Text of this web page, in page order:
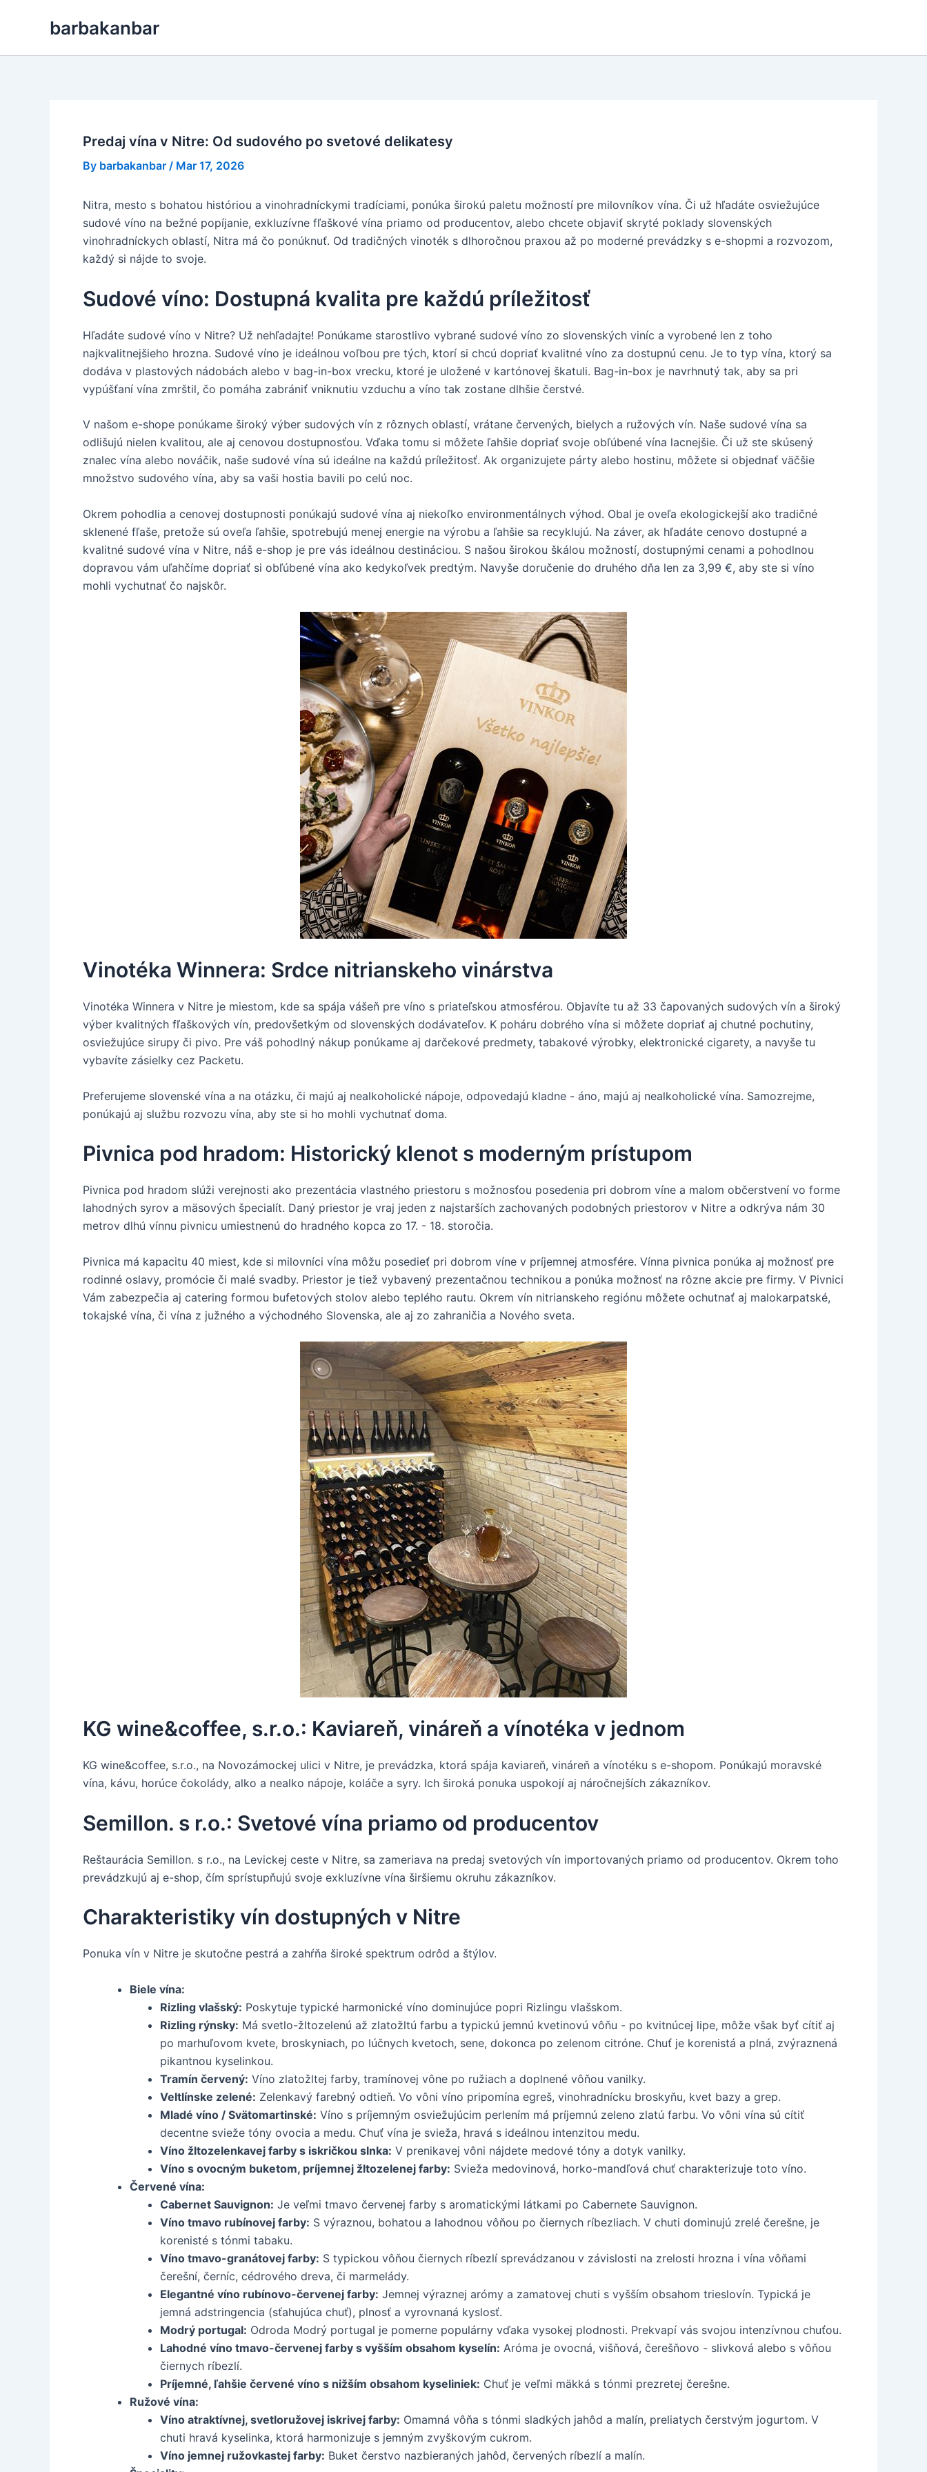
barbakanbar
Predaj vína v Nitre: Od sudového po svetové delikatesy
By barbakanbar / Mar 17, 2026
Nitra, mesto s bohatou históriou a vinohradníckymi tradíciami, ponúka širokú paletu možností pre milovníkov vína. Či už hľadáte osviežujúce
sudové víno na bežné popíjanie, exkluzívne fľaškové vína priamo od producentov, alebo chcete objaviť skryté poklady slovenských
vinohradníckych oblastí, Nitra má čo ponúknuť. Od tradičných vinoték s dlhoročnou praxou až po moderné prevádzky s e-shopmi a rozvozom,
každý si nájde to svoje.
Sudové víno: Dostupná kvalita pre každú príležitosť
Hľadáte sudové víno v Nitre? Už nehľadajte! Ponúkame starostlivo vybrané sudové víno zo slovenských viníc a vyrobené len z toho
najkvalitnejšieho hrozna. Sudové víno je ideálnou voľbou pre tých, ktorí si chcú dopriať kvalitné víno za dostupnú cenu. Je to typ vína, ktorý sa
dodáva v plastových nádobách alebo v bag-in-box vrecku, ktoré je uložené v kartónovej škatuli. Bag-in-box je navrhnutý tak, aby sa pri
vypúšťaní vína zmrštil, čo pomáha zabrániť vniknutiu vzduchu a víno tak zostane dlhšie čerstvé.
V našom e-shope ponúkame široký výber sudových vín z rôznych oblastí, vrátane červených, bielych a ružových vín. Naše sudové vína sa
odlišujú nielen kvalitou, ale aj cenovou dostupnosťou. Vďaka tomu si môžete ľahšie dopriať svoje obľúbené vína lacnejšie. Či už ste skúsený
znalec vína alebo nováčik, naše sudové vína sú ideálne na každú príležitosť. Ak organizujete párty alebo hostinu, môžete si objednať väčšie
množstvo sudového vína, aby sa vaši hostia bavili po celú noc.
Okrem pohodlia a cenovej dostupnosti ponúkajú sudové vína aj niekoľko environmentálnych výhod. Obal je oveľa ekologickejší ako tradičné
sklenené fľaše, pretože sú oveľa ľahšie, spotrebujú menej energie na výrobu a ľahšie sa recyklujú. Na záver, ak hľadáte cenovo dostupné a
kvalitné sudové vína v Nitre, náš e-shop je pre vás ideálnou destináciou. S našou širokou škálou možností, dostupnými cenami a pohodlnou
dopravou vám uľahčíme dopriať si obľúbené vína ako kedykoľvek predtým. Navyše doručenie do druhého dňa len za 3,99 €, aby ste si víno
mohli vychutnať čo najskôr.
Vinotéka Winnera: Srdce nitrianskeho vinárstva
Vinotéka Winnera v Nitre je miestom, kde sa spája vášeň pre víno s priateľskou atmosférou. Objavíte tu až 33 čapovaných sudových vín a široký
výber kvalitných fľaškových vín, predovšetkým od slovenských dodávateľov. K poháru dobrého vína si môžete dopriať aj chutné pochutiny,
osviežujúce sirupy či pivo. Pre váš pohodlný nákup ponúkame aj darčekové predmety, tabakové výrobky, elektronické cigarety, a navyše tu
vybavíte zásielky cez Packetu.
Preferujeme slovenské vína a na otázku, či majú aj nealkoholické nápoje, odpovedajú kladne - áno, majú aj nealkoholické vína. Samozrejme,
ponúkajú aj službu rozvozu vína, aby ste si ho mohli vychutnať doma.
Pivnica pod hradom: Historický klenot s moderným prístupom
Pivnica pod hradom slúži verejnosti ako prezentácia vlastného priestoru s možnosťou posedenia pri dobrom víne a malom občerstvení vo forme
lahodných syrov a mäsových špecialít. Daný priestor je vraj jeden z najstarších zachovaných podobných priestorov v Nitre a odkrýva nám 30
metrov dlhú vínnu pivnicu umiestnenú do hradného kopca zo 17. - 18. storočia.
Pivnica má kapacitu 40 miest, kde si milovníci vína môžu posedieť pri dobrom víne v príjemnej atmosfére. Vínna pivnica ponúka aj možnosť pre
rodinné oslavy, promócie či malé svadby. Priestor je tiež vybavený prezentačnou technikou a ponúka možnosť na rôzne akcie pre firmy. V Pivnici
Vám zabezpečia aj catering formou bufetových stolov alebo teplého rautu. Okrem vín nitrianskeho regiónu môžete ochutnať aj malokarpatské,
tokajské vína, či vína z južného a východného Slovenska, ale aj zo zahraničia a Nového sveta.
KG wine&coffee, s.r.o.: Kaviareň, vináreň a vínotéka v jednom
KG wine&coffee, s.r.o., na Novozámockej ulici v Nitre, je prevádzka, ktorá spája kaviareň, vináreň a vínotéku s e-shopom. Ponúkajú moravské
vína, kávu, horúce čokolády, alko a nealko nápoje, koláče a syry. Ich široká ponuka uspokojí aj náročnejších zákazníkov.
Semillon. s r.o.: Svetové vína priamo od producentov
Reštaurácia Semillon. s r.o., na Levickej ceste v Nitre, sa zameriava na predaj svetových vín importovaných priamo od producentov. Okrem toho
prevádzkujú aj e-shop, čím sprístupňujú svoje exkluzívne vína širšiemu okruhu zákazníkov.
Charakteristiky vín dostupných v Nitre
Ponuka vín v Nitre je skutočne pestrá a zahŕňa široké spektrum odrôd a štýlov.
Biele vína:
Rizling vlašský: Poskytuje typické harmonické víno dominujúce popri Rizlingu vlašskom.
Rizling rýnsky: Má svetlo-žltozelenú až zlatožltú farbu a typickú jemnú kvetinovú vôňu - po kvitnúcej lipe, môže však byť cítiť aj
po marhuľovom kvete, broskyniach, po lúčnych kvetoch, sene, dokonca po zelenom citróne. Chuť je korenistá a plná, zvýraznená
pikantnou kyselinkou.
Tramín červený: Víno zlatožltej farby, tramínovej vône po ružiach a doplnené vôňou vanilky.
Veltlínske zelené: Zelenkavý farebný odtieň. Vo vôni víno pripomína egreš, vinohradnícku broskyňu, kvet bazy a grep.
Mladé víno / Svätomartinské: Víno s príjemným osviežujúcim perlením má príjemnú zeleno zlatú farbu. Vo vôni vína sú cítiť
decentne svieže tóny ovocia a medu. Chuť vína je svieža, hravá s ideálnou intenzitou medu.
Víno žltozelenkavej farby s iskričkou slnka: V prenikavej vôni nájdete medové tóny a dotyk vanilky.
Víno s ovocným buketom, príjemnej žltozelenej farby: Svieža medovinová, horko-mandľová chuť charakterizuje toto víno.
Červené vína:
Cabernet Sauvignon: Je veľmi tmavo červenej farby s aromatickými látkami po Cabernete Sauvignon.
Víno tmavo rubínovej farby: S výraznou, bohatou a lahodnou vôňou po čiernych ríbezliach. V chuti dominujú zrelé čerešne, je
korenisté s tónmi tabaku.
Víno tmavo-granátovej farby: S typickou vôňou čiernych ríbezlí sprevádzanou v závislosti na zrelosti hrozna i vína vôňami
čerešní, černíc, cédrového dreva, či marmelády.
Elegantné víno rubínovo-červenej farby: Jemnej výraznej arómy a zamatovej chuti s vyšším obsahom trieslovín. Typická je
jemná adstringencia (sťahujúca chuť), plnosť a vyrovnaná kyslosť.
Modrý portugal: Odroda Modrý portugal je pomerne populárny vďaka vysokej plodnosti. Prekvapí vás svojou intenzívnou chuťou.
Lahodné víno tmavo-červenej farby s vyšším obsahom kyselín: Aróma je ovocná, višňová, čerešňovo - slivková alebo s vôňou
čiernych ríbezlí.
Príjemné, ľahšie červené víno s nižším obsahom kyseliniek: Chuť je veľmi mäkká s tónmi prezretej čerešne.
Ružové vína:
Víno atraktívnej, svetloružovej iskrivej farby: Omamná vôňa s tónmi sladkých jahôd a malín, preliatych čerstvým jogurtom. V
chuti hravá kyselinka, ktorá harmonizuje s jemným zvyškovým cukrom.
Víno jemnej ružovkastej farby: Buket čerstvo nazbieraných jahôd, červených ríbezlí a malín.